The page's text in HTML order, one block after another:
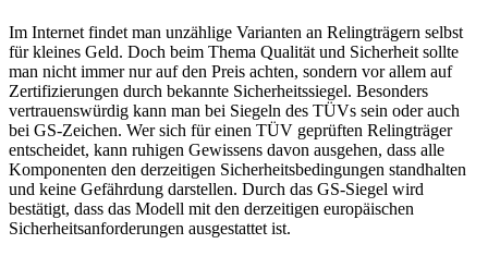
Im Internet findet man unzählige Varianten an Relingträgern selbst
für kleines Geld. Doch beim Thema Qualität und Sicherheit sollte
man nicht immer nur auf den Preis achten, sondern vor allem auf
Zertifizierungen durch bekannte Sicherheitssiegel. Besonders
vertrauenswürdig kann man bei Siegeln des TÜVs sein oder auch
bei GS-Zeichen. Wer sich für einen TÜV geprüften Relingträger
entscheidet, kann ruhigen Gewissens davon ausgehen, dass alle
Komponenten den derzeitigen Sicherheitsbedingungen standhalten
und keine Gefährdung darstellen. Durch das GS-Siegel wird
bestätigt, dass das Modell mit den derzeitigen europäischen
Sicherheitsanforderungen ausgestattet ist.